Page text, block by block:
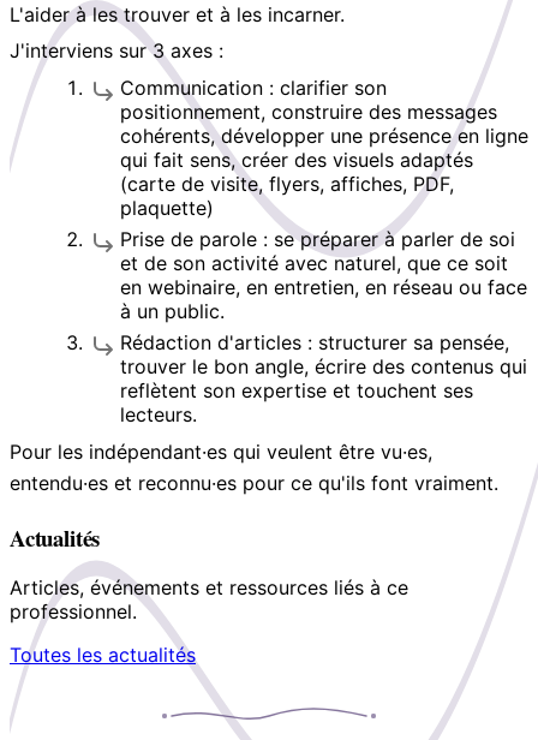
L'aider à les trouver et à les incarner.
J'interviens sur 3 axes :
Communication : clarifier son
positionnement, construire des messages
cohérents, développer une présence en ligne
qui fait sens, créer des visuels adaptés
(carte de visite, flyers, affiches, PDF,
plaquette)
Prise de parole : se préparer à parler de soi
et de son activité avec naturel, que ce soit
en webinaire, en entretien, en réseau ou face
à un public.
Rédaction d'articles : structurer sa pensée,
trouver le bon angle, écrire des contenus qui
reflètent son expertise et touchent ses
lecteurs.
Pour les indépendant·es qui veulent être vu·es,
entendu·es et reconnu·es pour ce qu'ils font vraiment.
Actualités
Articles, événements et ressources liés à ce
professionnel.
Toutes les actualités